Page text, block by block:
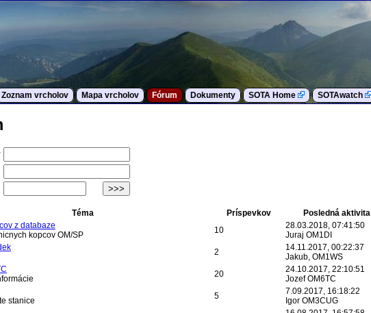
Zoznam vrcholov Mapa vrcholov Fórum Dokumenty SOTA Home SOTAwatch
Téma Príspevkov
Posledná aktivita
z databaze
kopcov OM/SP
10
28.03.2018, 07:41:50
Juraj OM1DI
2
14.11.2017, 00:22:37
Jakub, OM1WS
20
24.10.2017, 22:10:51
Jozef OM6TC
stanice
5
7.09.2017, 16:18:22
Igor OM3CUG